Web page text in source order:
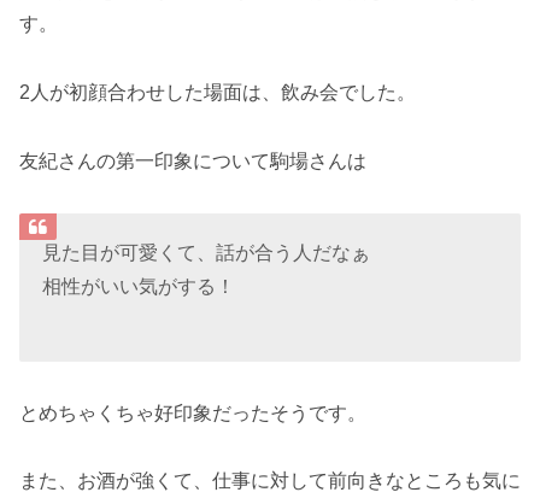
す。
2人が初顔合わせした場面は、飲み会でした。
友紀さんの第一印象について駒場さんは
見た目が可愛くて、話が合う人だなぁ
相性がいい気がする！
とめちゃくちゃ好印象だったそうです。
また、お酒が強くて、仕事に対して前向きなところも気に